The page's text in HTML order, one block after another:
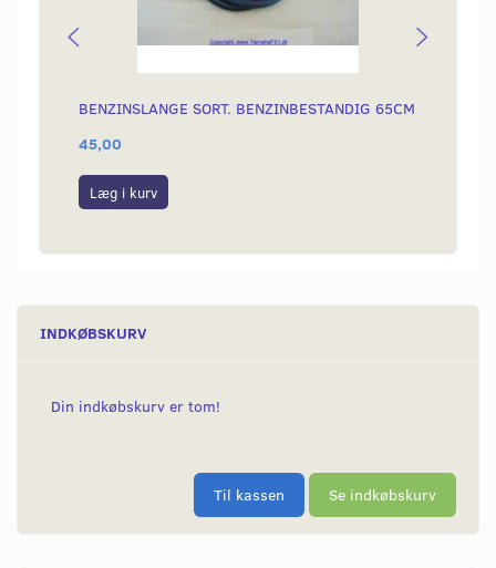
BENZINSLANGE SORT. BENZINBESTANDIG 65CM
45,00
Læg i kurv
INDKØBSKURV
Din indkøbskurv er tom!
Til kassen Se indkøbskurv